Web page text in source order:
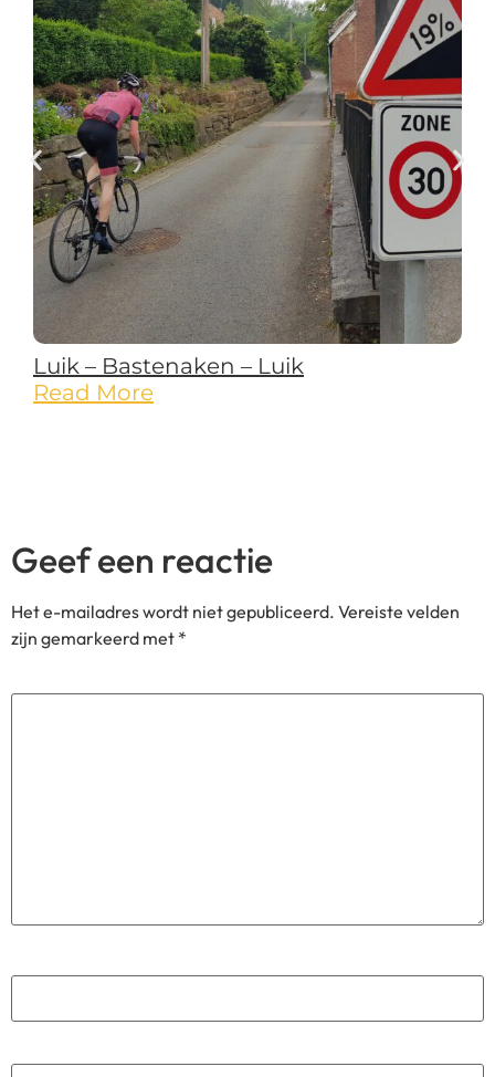
Luik – Bastenaken – Luik
Read More
Geef een reactie
Het e-mailadres wordt niet gepubliceerd. Vereiste velden
zijn gemarkeerd met *